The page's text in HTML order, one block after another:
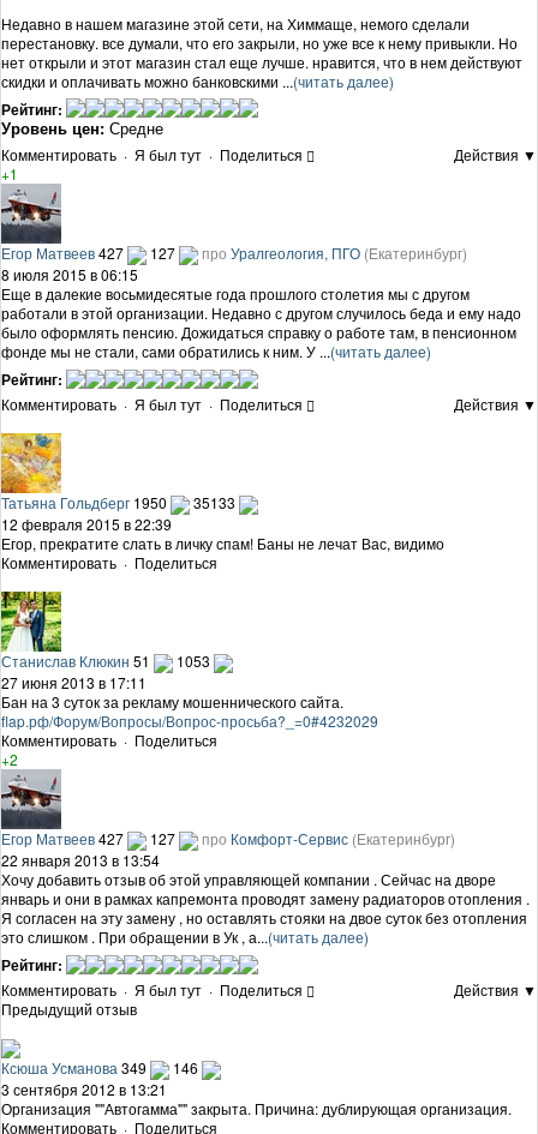
Недавно в нашем магазине этой сети, на Химмаще, немого сделали
перестановку. все думали, что его закрыли, но уже все к нему привыкли. Но
нет открыли и этот магазин стал еще лучше. нравится, что в нем действуют
скидки и оплачивать можно банковскими ...(читать далее)
Рейтинг:
Уровень цен: Средне
Комментировать · Я был тут · Поделиться
Действия ▼
+1
Егор Матвеев427 127 про Уралгеология, ПГО (Екатеринбург)
8 июля 2015 в 06:15
Еще в далекие восьмидесятые года прошлого столетия мы с другом
работали в этой организации. Недавно с другом случилось беда и ему надо
было оформлять пенсию. Дожидаться справку о работе там, в пенсионном
фонде мы не стали, сами обратились к ним. У ...(читать далее)
Рейтинг:
Комментировать · Я был тут · Поделиться Действия ▼
Татьяна Гольдберг 1950
35133
12 февраля 2015 в 22:39
Егор, прекратите слать в личку спам! Баны не лечат Вас, видимо
Комментировать · Поделиться
Станислав Клюкин 51
1053
27 июня 2013 в 17:11
Бан на 3 суток за рекламу мошеннического сайта.
flap.рф/Форум/Вопросы/Вопрос-просьба?_=0#4232029
Комментировать · Поделиться
+2
Егор Матвеев427 127 про Комфорт-Сервис (Екатеринбург)
22 января 2013 в 13:54
Хочу добавить отзыв об этой управляющей компании . Сейчас на дворе
январь и они в рамках капремонта проводят замену радиаторов отопления .
Я согласен на эту замену , но оставлять стояки на двое суток без отопления
это слишком . При обращении в Ук , а...(читать далее)
Рейтинг:
Комментировать · Я был тут · Поделиться
Действия ▼
Предыдущий отзыв
Ксюша Усманова349
146
3 сентября 2012 в 13:21
Организация ""Автогамма"" закрыта. Причина: дублирующая организация.
Комментировать · Поделиться